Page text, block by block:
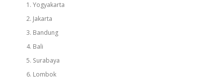
Yogyakarta
Jakarta
Bandung
Bali
Surabaya
Lombok